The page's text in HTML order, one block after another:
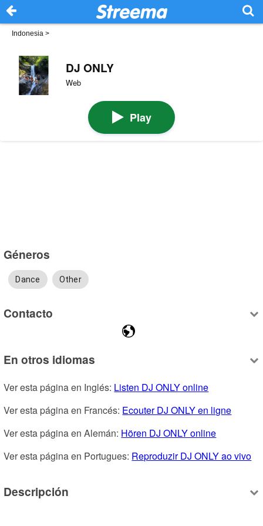
Indonesia >
DJ ONLY
Web
Play
Géneros
Dance Other
Contacto
En otros idiomas
Ver esta página en Inglés: Listen DJ ONLY online
Ver esta página en Francés: Ecouter DJ ONLY en ligne
Ver esta página en Alemán: Hören DJ ONLY online
Ver esta página en Portugues: Reproduzir DJ ONLY ao vivo
Descripción